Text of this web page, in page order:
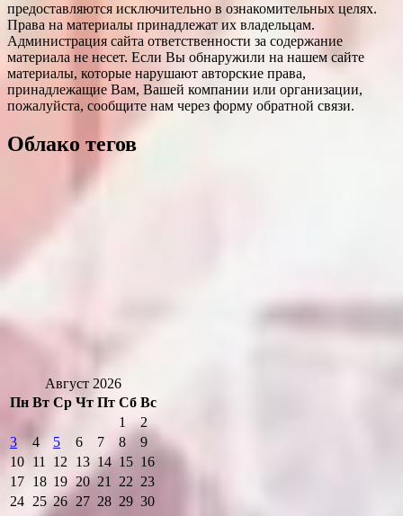
предоставляются исключительно в ознакомительных целях.
Права на материалы принадлежат их владельцам.
Администрация сайта ответственности за содержание
материала не несет. Если Вы обнаружили на нашем сайте
материалы, которые нарушают авторские права,
принадлежащие Вам, Вашей компании или организации,
пожалуйста, сообщите нам через форму обратной связи.
Облако тегов
Август 2026
Пн Вт Ср Чт Пт Сб Вс
1
2
3
4 5 6 7 8
9
10 11 12 13 14 15 16
17 18 19 20 21 22 23
24 25 26 27 28 29 30